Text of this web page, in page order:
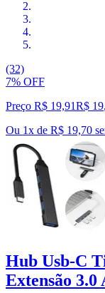
(32)
7% OFF
Preço R$ 19,91R$ 19,
Ou 1x de R$ 19,70
Hub Usb-C
Extensão 3.0